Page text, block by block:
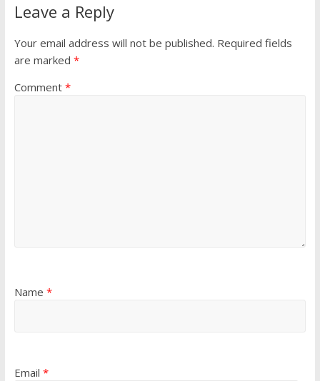
Leave a Reply
Your email address will not be published. Required fields
are marked *
Comment *
Name *
Email *